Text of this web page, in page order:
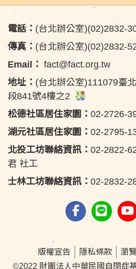
電話： (台北辦公室)(02)2832-
傳真： (台北辦公室)(02)2832-
Email： fact@fact.org.tw
地址： (台北辦公室)111079臺
段841號4樓之2
松德社區居住家園： 02-2726-
湖元社區居住家園： 02-2795-
北投工坊聯絡資訊： 02-2822-
君 社工
士林工坊聯絡資訊： 02-2832-
版權宣告 隱私條款
瀏
©2022 財團法人中華民國自閉症